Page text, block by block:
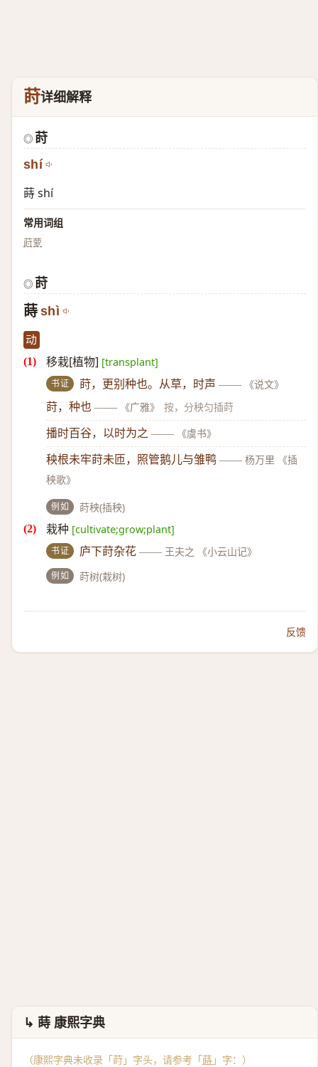
莳详细解释
◎ 莳
shí
蒔 shí
常用词组
莳萝
◎ 莳
蒔 shì
动
移栽[植物] [transplant]
书证 莳，更别种也。从草，时声 —— 《说文》
莳，种也 —— 《广雅》 按，分秧匀插莳
播时百谷，以时为之 —— 《虞书》
秧根未牢莳未匝，照管鹅儿与雏鸭 —— 杨万里 《插
秧歌》
例如 莳秧(插秧)
栽种 [cultivate;grow;plant]
书证 庐下莳杂花 —— 王夫之 《小云山记》
例如 莳树(栽树)
反馈
↳ 蒔 康熙字典
（康熙字典未收录「莳」字头，请参考「蒔 」字：）